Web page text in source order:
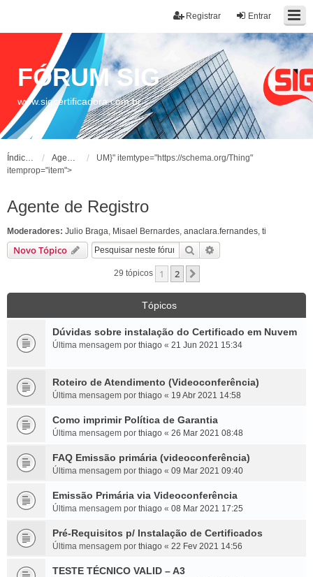
Entrar
Registrar
FÓRUM SIG
www.sigcertificadora.com.br
Índice do fórum Agente de Registro
UM}" itemtype="https://schema.org/Thing"
itemprop="item">
Agente de Registro
Moderadores: Julio Braga, Misael Bernardes, anaclara.fernandes, ti
Novo Tópico Pesquisar
29 tópicos 1 2
Tópicos
Dúvidas sobre instalação do Certificado em Nuvem
Última mensagem por thiago « 21 Jun 2021 15:34
Roteiro de Atendimento (Videoconferência)
Última mensagem por thiago « 19 Abr 2021 14:58
Como imprimir Política de Garantia
Última mensagem por thiago « 26 Mar 2021 08:48
FAQ Emissão primária (videoconferência)
Última mensagem por thiago « 09 Mar 2021 09:40
Emissão Primária via Videoconferência
Última mensagem por thiago « 08 Mar 2021 17:25
Pré-Requisitos p/ Instalação de Certificados
Última mensagem por thiago « 22 Fev 2021 14:56
TESTE TÉCNICO VALID – A3